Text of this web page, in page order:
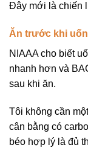
Đây mới là chiến
Ăn trước khi
NIAAA cho biết
nhanh hơn và
sau khi ăn.
Tôi không cần
cân bằng có
béo hợp lý là đủ